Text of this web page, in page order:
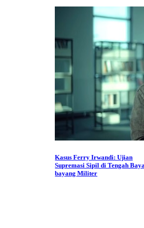
Kasus Ferry Irwandi: Ujian
Supremasi Sipil di Tengah
bayang Militer